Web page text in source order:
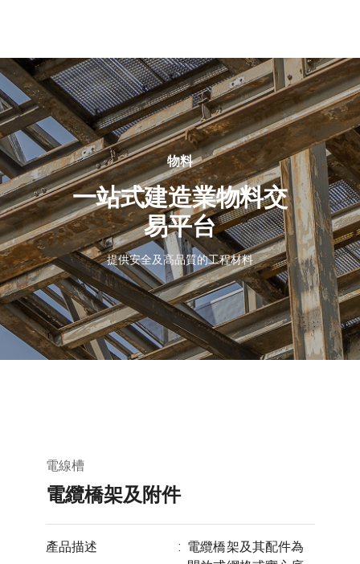
們
物料
一站式建造業物料交
易平台
提供安全及高品質的工程材料
電線槽
電纜橋架及附件
產品描述 : 電纜橋架及其配件為